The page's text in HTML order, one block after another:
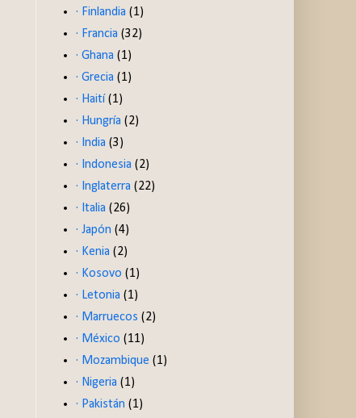
· Finlandia (1)
· Francia (32)
· Ghana (1)
· Grecia (1)
· Haití (1)
· Hungría (2)
· India (3)
· Indonesia (2)
· Inglaterra (22)
· Italia (26)
· Japón (4)
· Kenia (2)
· Kosovo (1)
· Letonia (1)
· Marruecos (2)
· México (11)
· Mozambique (1)
· Nigeria (1)
· Pakistán (1)